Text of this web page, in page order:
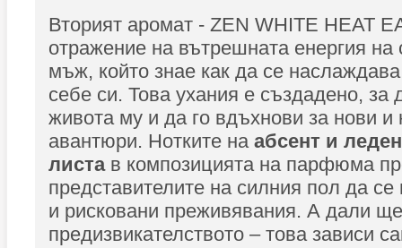
Вторият аромат - ZEN WHITE HEAT
отражение на вътрешната енергия
мъж, който знае как да се
себе си. Това ухания е създадено, за
живота му и да го вдъхнови за нови и
авантюри. Нотките на абсент и
листав композицията на парфюма
представителите на силния пол да се
и рисковани преживявания. А дали
предизвикателството – това зависи